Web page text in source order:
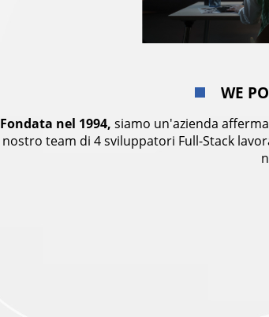
WE
Fondata nel 1994, siamo un'azienda
nostro team di 4 sviluppatori Full-Stack